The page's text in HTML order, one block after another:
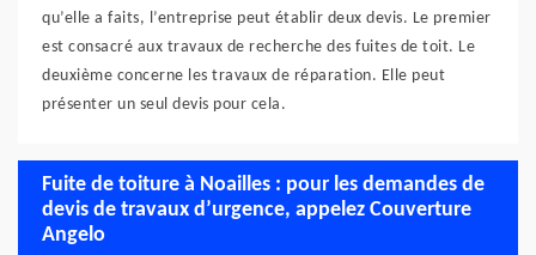
qu’elle a faits, l’entreprise peut établir deux devis. Le premier
est consacré aux travaux de recherche des fuites de toit. Le
deuxième concerne les travaux de réparation. Elle peut
présenter un seul devis pour cela.
Fuite de toiture à Noailles : pour les demandes de
devis de travaux d’urgence, appelez Couverture
Angelo